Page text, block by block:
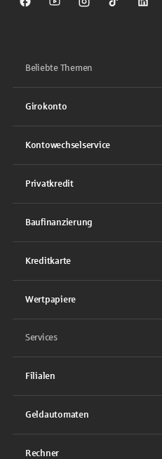
Sparkasse auf Facebook
Sparkasse auf Youtube
Sparkasse auf
Sparkasse
Beliebte Themen
Girokonto
Kontowechselservice
Privatkredit
Baufinanzierung
Kreditkarte
Wertpapiere
Services
Filialen
Geldautomaten
Rechner